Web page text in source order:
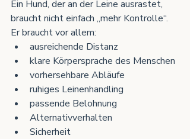
Ein Hund, der an der Leine ausrastet,
braucht nicht einfach „mehr Kontrolle“.
Er braucht vor allem:
ausreichende Distanz
klare Körpersprache des Menschen
vorhersehbare Abläufe
ruhiges Leinenhandling
passende Belohnung
Alternativverhalten
Sicherheit